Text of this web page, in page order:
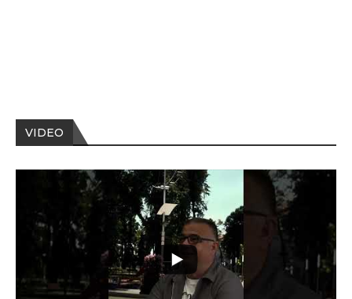
VIDEO